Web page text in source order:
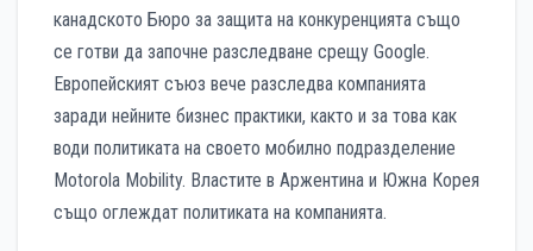
канадското Бюро за защита на конкуренцията също
се готви да започне разследване срещу Google.
Европейският съюз вече разследва компанията
заради нейните бизнес практики, както и за това как
води политиката на своето мобилно подразделение
Motorola Mobility. Властите в Аржентина и Южна Корея
също оглеждат политиката на компанията.